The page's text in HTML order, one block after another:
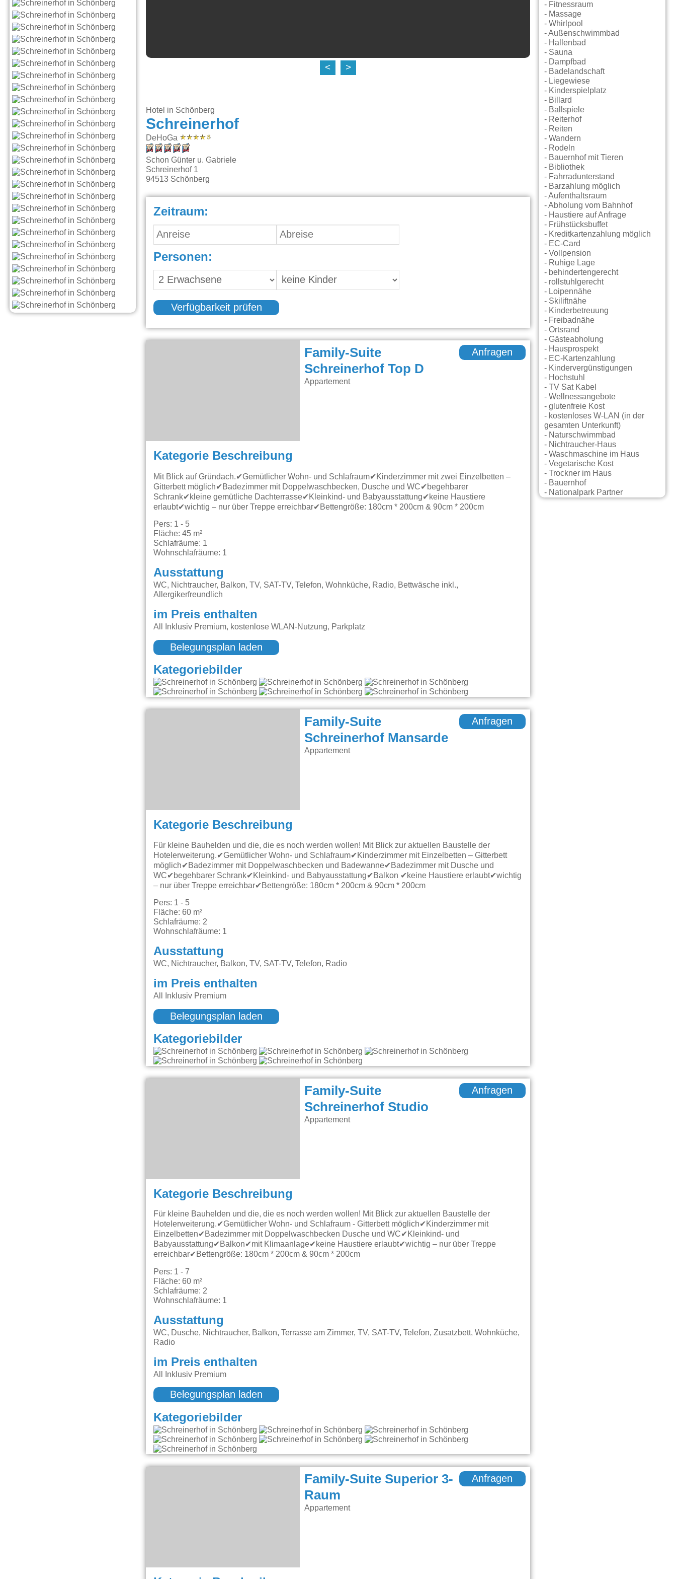
< >
Hotel in Schönberg
Schreinerhof
DeHoGa
Schon Günter u. Gabriele
Schreinerhof 1
94513 Schönberg
Zeitraum:
Personen:
Verfügbarkeit prüfen
Family-Suite
Schreinerhof Top D
Appartement
Anfragen
Kategorie Beschreibung
Mit Blick auf Gründach.✔Gemütlicher Wohn- und Schlafraum✔Kinderzimmer mit zwei Einzelbetten –
Gitterbett möglich✔Badezimmer mit Doppelwaschbecken, Dusche und WC✔begehbarer
Schrank✔kleine gemütliche Dachterrasse✔Kleinkind- und Babyausstattung✔keine Haustiere
erlaubt✔wichtig – nur über Treppe erreichbar✔Bettengröße: 180cm * 200cm & 90cm * 200cm
Pers: 1 - 5
Fläche: 45 m²
Schlafräume: 1
Wohnschlafräume: 1
Ausstattung
WC, Nichtraucher, Balkon, TV, SAT-TV, Telefon, Wohnküche, Radio, Bettwäsche inkl.,
Allergikerfreundlich
im Preis enthalten
All Inklusiv Premium, kostenlose WLAN-Nutzung, Parkplatz
Belegungsplan laden
Kategoriebilder
Family-Suite
Schreinerhof Mansarde
Appartement
Anfragen
Kategorie Beschreibung
Für kleine Bauhelden und die, die es noch werden wollen! Mit Blick zur aktuellen Baustelle der
Hotelerweiterung.✔Gemütlicher Wohn- und Schlafraum✔Kinderzimmer mit Einzelbetten – Gitterbett
möglich✔Badezimmer mit Doppelwaschbecken und Badewanne✔Badezimmer mit Dusche und
WC✔begehbarer Schrank✔Kleinkind- und Babyausstattung✔Balkon ✔keine Haustiere erlaubt✔wichtig
– nur über Treppe erreichbar✔Bettengröße: 180cm * 200cm & 90cm * 200cm
Pers: 1 - 5
Fläche: 60 m²
Schlafräume: 2
Wohnschlafräume: 1
Ausstattung
WC, Nichtraucher, Balkon, TV, SAT-TV, Telefon, Radio
im Preis enthalten
All Inklusiv Premium
Belegungsplan laden
Kategoriebilder
Family-Suite
Schreinerhof Studio
Appartement
Anfragen
Kategorie Beschreibung
Für kleine Bauhelden und die, die es noch werden wollen! Mit Blick zur aktuellen Baustelle der
Hotelerweiterung.✔Gemütlicher Wohn- und Schlafraum - Gitterbett möglich✔Kinderzimmer mit
Einzelbetten✔Badezimmer mit Doppelwaschbecken Dusche und WC✔Kleinkind- und
Babyausstattung✔Balkon✔mit Klimaanlage✔keine Haustiere erlaubt✔wichtig – nur über Treppe
erreichbar✔Bettengröße: 180cm * 200cm & 90cm * 200cm
Pers: 1 - 7
Fläche: 60 m²
Schlafräume: 2
Wohnschlafräume: 1
Ausstattung
WC, Dusche, Nichtraucher, Balkon, Terrasse am Zimmer, TV, SAT-TV, Telefon, Zusatzbett, Wohnküche,
Radio
im Preis enthalten
All Inklusiv Premium
Belegungsplan laden
Kategoriebilder
Family-Suite Superior 3-
Raum
Appartement
Anfragen
- Fitnessraum
- Massage
- Whirlpool
- Außenschwimmbad
- Hallenbad
- Sauna
- Dampfbad
- Badelandschaft
- Liegewiese
- Kinderspielplatz
- Billard
- Ballspiele
- Reiterhof
- Reiten
- Wandern
- Rodeln
- Bauernhof mit Tieren
- Bibliothek
- Fahrradunterstand
- Barzahlung möglich
- Aufenthaltsraum
- Abholung vom Bahnhof
- Haustiere auf Anfrage
- Frühstücksbuffet
- Kreditkartenzahlung möglich
- EC-Card
- Vollpension
- Ruhige Lage
- behindertengerecht
- rollstuhlgerecht
- Loipennähe
- Skiliftnähe
- Kinderbetreuung
- Freibadnähe
- Ortsrand
- Gästeabholung
- Hausprospekt
- EC-Kartenzahlung
- Kindervergünstigungen
- Hochstuhl
- TV Sat Kabel
- Wellnessangebote
- glutenfreie Kost
- kostenloses W-LAN (in der
gesamten Unterkunft)
- Naturschwimmbad
- Nichtraucher-Haus
- Waschmaschine im Haus
- Vegetarische Kost
- Trockner im Haus
- Bauernhof
- Nationalpark Partner